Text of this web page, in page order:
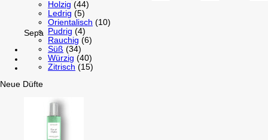
Sepa
Holzig (44)
Ledrig (5)
Orientalisch (10)
Pudrig (4)
Rauchig (6)
Süß (34)
Würzig (40)
Zitrisch (15)
Neue Düfte